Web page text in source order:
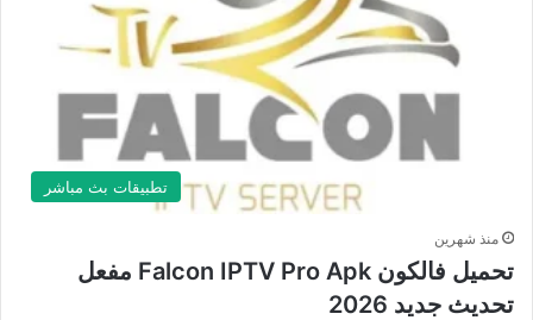
تطبيقات بث مباشر
منذ شهرين
تحميل فالكون Falcon IPTV Pro Apk مفعل
تحديث جديد 2026